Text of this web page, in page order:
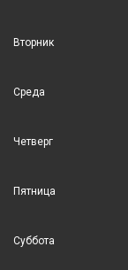
Вторник
Среда
Четверг
Пятница
Суббота